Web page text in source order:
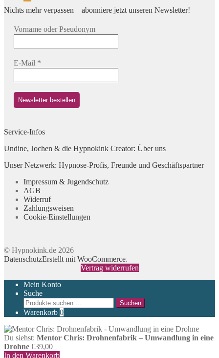
Nichts mehr verpassen – abonniere jetzt unseren Newsletter!
Vorname oder Pseudonym
E-Mail *
Service-Infos
Undine, Jochen & die Hypnokink Creator: Über uns
Unser Netzwerk: Hypnose-Profis, Freunde und Geschäftspartner
Impressum & Jugendschutz
AGB
Widerruf
Zahlungsweisen
Cookie-Einstellungen
© Hypnokink.de 2026
DatenschutzErstellt mit WooCommerce.
Vertrag widerrufen
Mein Konto
Suche
Suchen
nach:
Suchen
Warenkorb 0
Du siehst: Mentor Chris: Drohnenfabrik – Umwandlung in eine
Drohne €39,00
In den Warenkorb